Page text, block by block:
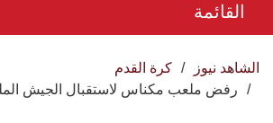
القائمة
الشاهد نيوز
كرة القدم
رفض ملعب مكناس لاستقبال الجيش